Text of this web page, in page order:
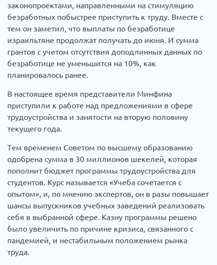
законопроектами, направленными на стимуляцию
безработных побыстрее приступить к труду. Вместе с
тем он заметил, что выплаты по безработице
израильтяне продолжат получать до июня. И сумма
грантов с учетом отсутствия доподлинных данных по
безработице не уменьшится на 10%, как
планировалось ранее.
В настоящее время представители Минфина
приступили к работе над предложениями в сфере
трудоустройства и занятости на вторую половину
текущего года.
Тем временем Советом по высшему образованию
одобрена сумма в 30 миллионов шекелей, которая
пополнит бюджет программы трудоустройства для
студентов. Курс называется «Учеба сочетается с
опытом», и, по мнению экспертов, он в разы повышает
шансы выпускников учебных заведений реализовать
себя в выбранной сфере. Казну программы решено
было увеличить по причине кризиса, связанного с
пандемией, и нестабильным положением рынка
труда.